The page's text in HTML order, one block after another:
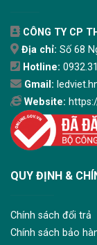
CÔNG TY CP
Địa chỉ: Số 68
Hotline:
Gmail:
Website:
QUY ĐỊNH &
Chính sách đổi trả
Chính sách bảo